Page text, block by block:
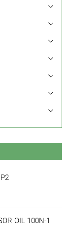
OIL 100N-1